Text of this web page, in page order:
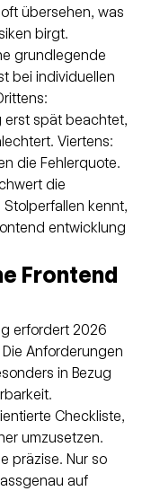
übersehen, was
birgt.
grundlegende
bei individuellen
erst spät beachtet,
Viertens:
die Fehlerquote.
die
Stolperfallen kennt,
entwicklung
Frontend
erfordert 2026
Anforderungen
in Bezug
Checkliste,
umzusetzen.
präzise. Nur so
auf